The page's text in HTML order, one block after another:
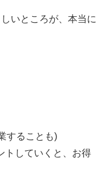
いところが、本当に
することも)
トしていくと、お得